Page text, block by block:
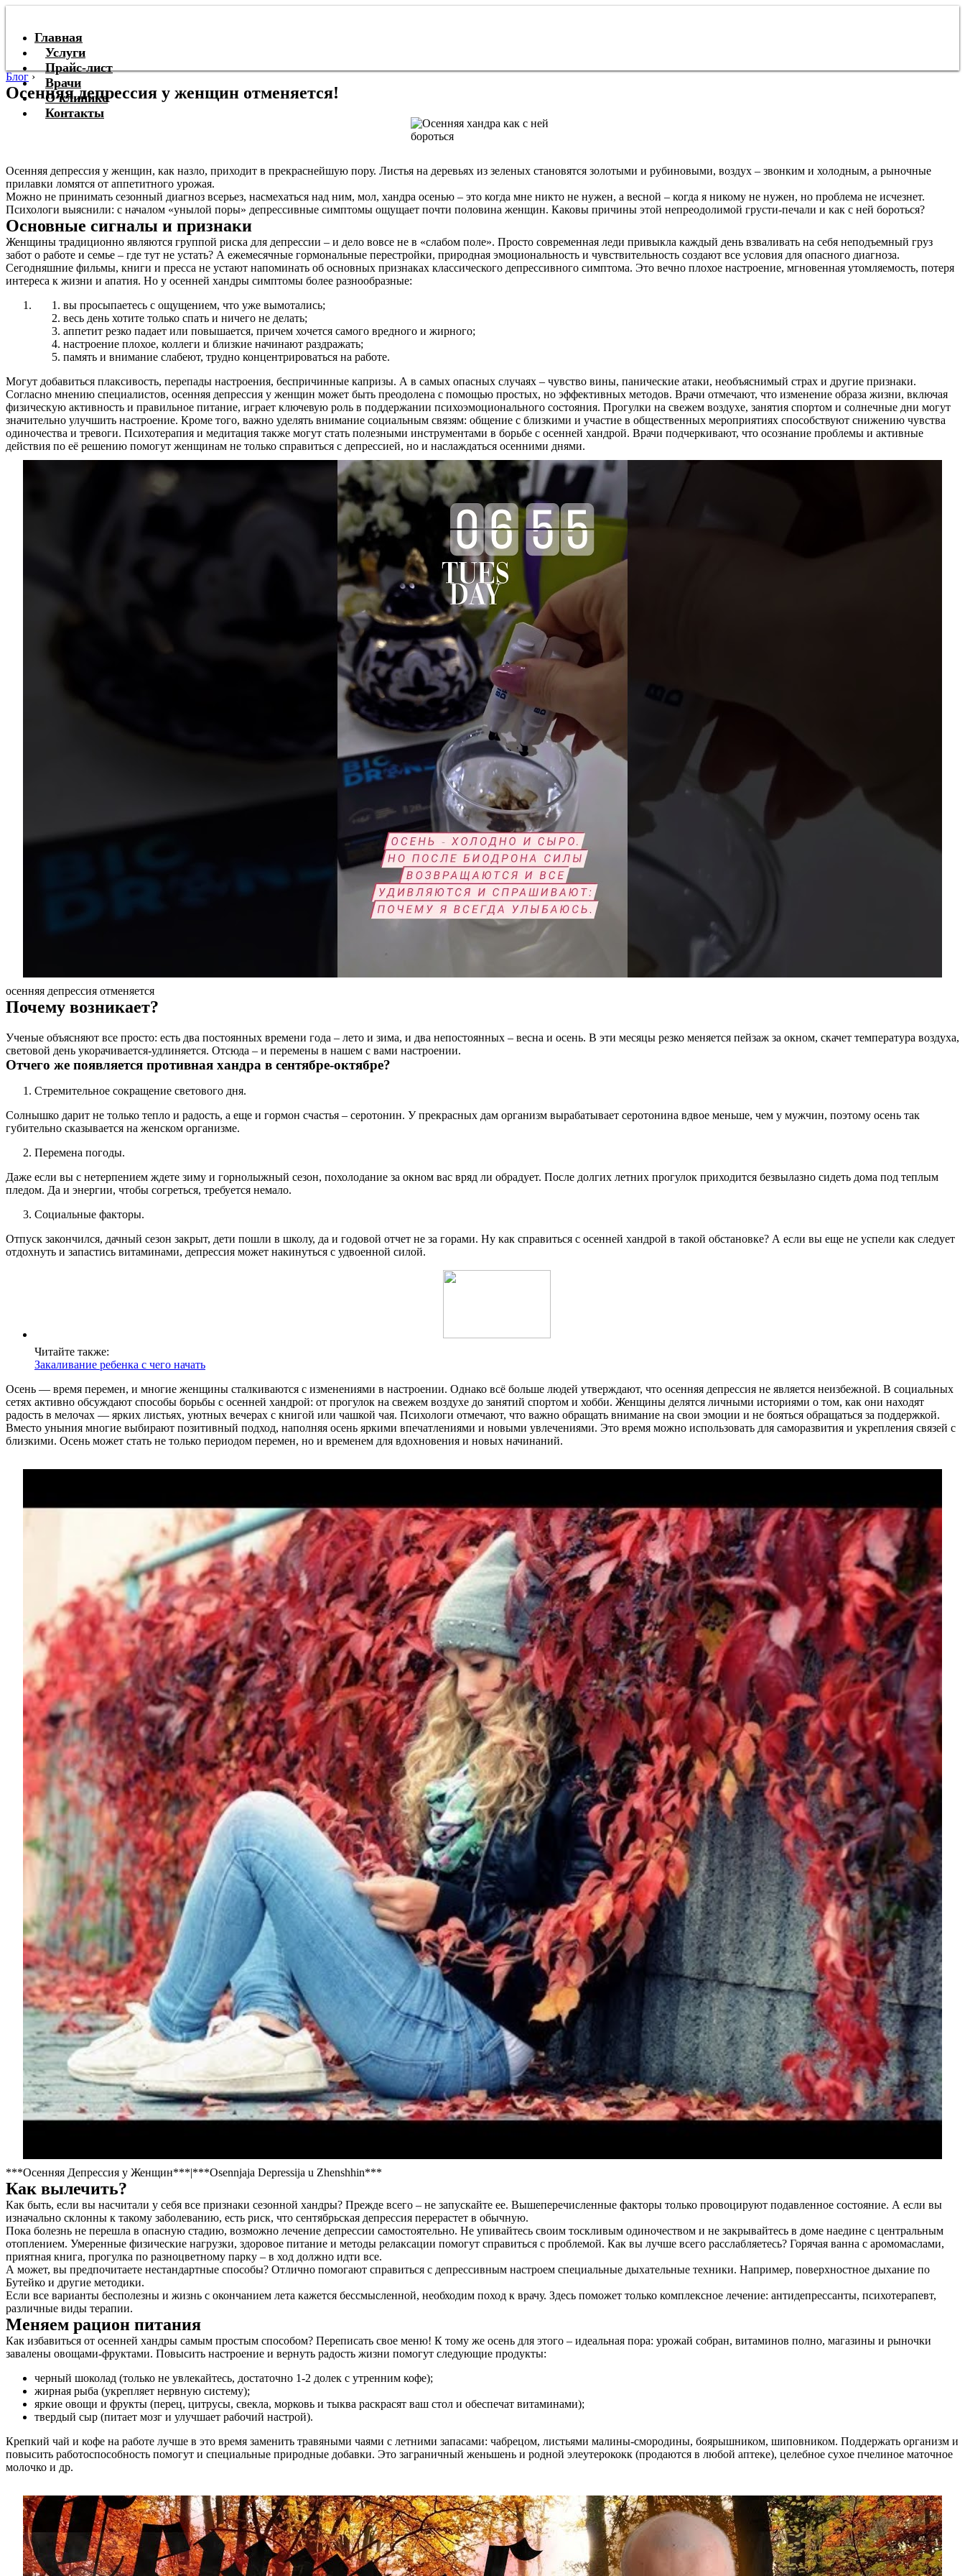
Главная
Услуги
Прайс-лист
Врачи
О клинике
Контакты
Блог ›
Осенняя депрессия у женщин отменяется!
Осенняя депрессия у женщин, как назло, приходит в прекраснейшую пору. Листья на деревьях из зеленых становятся золотыми и рубиновыми, воздух – звонким и холодным, а рыночные
прилавки ломятся от аппетитного урожая.
Можно не принимать сезонный диагноз всерьез, насмехаться над ним, мол, хандра осенью – это когда мне никто не нужен, а весной – когда я никому не нужен, но проблема не исчезнет.
Психологи выяснили: с началом «унылой поры» депрессивные симптомы ощущает почти половина женщин. Каковы причины этой непреодолимой грусти-печали и как с ней бороться?
Основные сигналы и признаки
Женщины традиционно являются группой риска для депрессии – и дело вовсе не в «слабом поле». Просто современная леди привыкла каждый день взваливать на себя неподъемный груз
забот о работе и семье – где тут не устать? А ежемесячные гормональные перестройки, природная эмоциональность и чувствительность создают все условия для опасного диагноза.
Сегодняшние фильмы, книги и пресса не устают напоминать об основных признаках классического депрессивного симптома. Это вечно плохое настроение, мгновенная утомляемость, потеря
интереса к жизни и апатия. Но у осенней хандры симптомы более разнообразные:
вы просыпаетесь с ощущением, что уже вымотались;
весь день хотите только спать и ничего не делать;
аппетит резко падает или повышается, причем хочется самого вредного и жирного;
настроение плохое, коллеги и близкие начинают раздражать;
память и внимание слабеют, трудно концентрироваться на работе.
Могут добавиться плаксивость, перепады настроения, беспричинные капризы. А в самых опасных случаях – чувство вины, панические атаки, необъяснимый страх и другие признаки.
Согласно мнению специалистов, осенняя депрессия у женщин может быть преодолена с помощью простых, но эффективных методов. Врачи отмечают, что изменение образа жизни, включая
физическую активность и правильное питание, играет ключевую роль в поддержании психоэмоционального состояния. Прогулки на свежем воздухе, занятия спортом и солнечные дни могут
значительно улучшить настроение. Кроме того, важно уделять внимание социальным связям: общение с близкими и участие в общественных мероприятиях способствуют снижению чувства
одиночества и тревоги. Психотерапия и медитация также могут стать полезными инструментами в борьбе с осенней хандрой. Врачи подчеркивают, что осознание проблемы и активные
действия по её решению помогут женщинам не только справиться с депрессией, но и наслаждаться осенними днями.
осенняя депрессия отменяется
Почему возникает?
Ученые объясняют все просто: есть два постоянных времени года – лето и зима, и два непостоянных – весна и осень. В эти месяцы резко меняется пейзаж за окном, скачет температура воздуха,
световой день укорачивается-удлиняется. Отсюда – и перемены в нашем с вами настроении.
Отчего же появляется противная хандра в сентябре-октябре?
Стремительное сокращение светового дня.
Солнышко дарит не только тепло и радость, а еще и гормон счастья – серотонин. У прекрасных дам организм вырабатывает серотонина вдвое меньше, чем у мужчин, поэтому осень так
губительно сказывается на женском организме.
Перемена погоды.
Даже если вы с нетерпением ждете зиму и горнолыжный сезон, похолодание за окном вас вряд ли обрадует. После долгих летних прогулок приходится безвылазно сидеть дома под теплым
пледом. Да и энергии, чтобы согреться, требуется немало.
Социальные факторы.
Отпуск закончился, дачный сезон закрыт, дети пошли в школу, да и годовой отчет не за горами. Ну как справиться с осенней хандрой в такой обстановке? А если вы еще не успели как следует
отдохнуть и запастись витаминами, депрессия может накинуться с удвоенной силой.
Читайте также:
Закаливание ребенка с чего начать
Осень — время перемен, и многие женщины сталкиваются с изменениями в настроении. Однако всё больше людей утверждают, что осенняя депрессия не является неизбежной. В социальных
сетях активно обсуждают способы борьбы с осенней хандрой: от прогулок на свежем воздухе до занятий спортом и хобби. Женщины делятся личными историями о том, как они находят
радость в мелочах — ярких листьях, уютных вечерах с книгой или чашкой чая. Психологи отмечают, что важно обращать внимание на свои эмоции и не бояться обращаться за поддержкой.
Вместо уныния многие выбирают позитивный подход, наполняя осень яркими впечатлениями и новыми увлечениями. Это время можно использовать для саморазвития и укрепления связей с
близкими. Осень может стать не только периодом перемен, но и временем для вдохновения и новых начинаний.
***Осенняя Депрессия у Женщин***|***Osennjaja Depressija u Zhenshhin***
Как вылечить?
Как быть, если вы насчитали у себя все признаки сезонной хандры? Прежде всего – не запускайте ее. Вышеперечисленные факторы только провоцируют подавленное состояние. А если вы
изначально склонны к такому заболеванию, есть риск, что сентябрьская депрессия перерастет в обычную.
Пока болезнь не перешла в опасную стадию, возможно лечение депрессии самостоятельно. Не упивайтесь своим тоскливым одиночеством и не закрывайтесь в доме наедине с центральным
отоплением. Умеренные физические нагрузки, здоровое питание и методы релаксации помогут справиться с проблемой. Как вы лучше всего расслабляетесь? Горячая ванна с аромомаслами,
приятная книга, прогулка по разноцветному парку – в ход должно идти все.
А может, вы предпочитаете нестандартные способы? Отлично помогают справиться с депрессивным настроем специальные дыхательные техники. Например, поверхностное дыхание по
Бутейко и другие методики.
Если все варианты бесполезны и жизнь с окончанием лета кажется бессмысленной, необходим поход к врачу. Здесь поможет только комплексное лечение: антидепрессанты, психотерапевт,
различные виды терапии.
Меняем рацион питания
Как избавиться от осенней хандры самым простым способом? Переписать свое меню! К тому же осень для этого – идеальная пора: урожай собран, витаминов полно, магазины и рыночки
завалены овощами-фруктами. Повысить настроение и вернуть радость жизни помогут следующие продукты:
черный шоколад (только не увлекайтесь, достаточно 1-2 долек с утренним кофе);
жирная рыба (укрепляет нервную систему);
яркие овощи и фрукты (перец, цитрусы, свекла, морковь и тыква раскрасят ваш стол и обеспечат витаминами);
твердый сыр (питает мозг и улучшает рабочий настрой).
Крепкий чай и кофе на работе лучше в это время заменить травяными чаями с летними запасами: чабрецом, листьями малины-смородины, боярышником, шиповником. Поддержать организм и
повысить работоспособность помогут и специальные природные добавки. Это заграничный женьшень и родной элеутерококк (продаются в любой аптеке), целебное сухое пчелиное маточное
молочко и др.